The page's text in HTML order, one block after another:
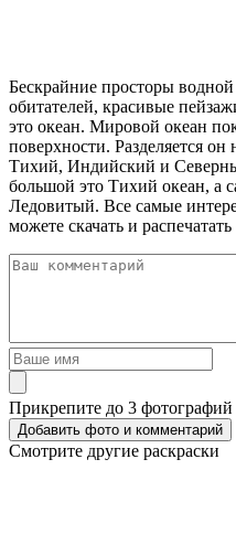
Бескрайние просторы
обитателей, красивые
это океан. Мировой океан
поверхности. Разделяется
Тихий, Индийский и
большой это Тихий океан, а
Ледовитый. Все самые
можете скачать и
Прикрепите до 3
Смотрите другие раскраски